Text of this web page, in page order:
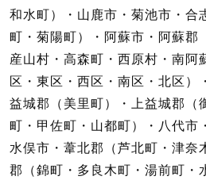
和水町）・山鹿市・菊池市・合
町・菊陽町）・阿蘇市・阿蘇郡
産山村・高森町・西原村・南阿
区・東区・西区・南区・北区）
益城郡（美里町）・上益城郡（
町・甲佐町・山都町）・八代市
水俣市・葦北郡（芦北町・津奈
郡（錦町・多良木町・湯前町・